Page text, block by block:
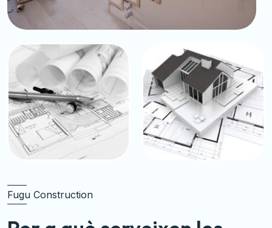
Fugu Construction